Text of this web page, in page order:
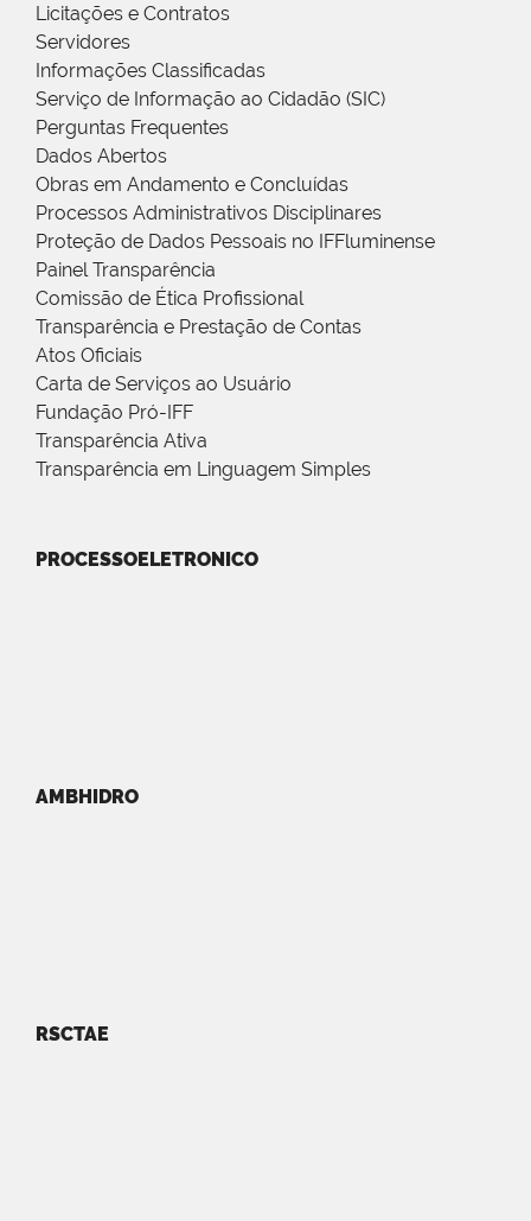
Licitações e Contratos
Servidores
Informações Classificadas
Serviço de Informação ao Cidadão (SIC)
Perguntas Frequentes
Dados Abertos
Obras em Andamento e Concluídas
Processos Administrativos Disciplinares
Proteção de Dados Pessoais no IFFluminense
Painel Transparência
Comissão de Ética Profissional
Transparência e Prestação de Contas
Atos Oficiais
Carta de Serviços ao Usuário
Fundação Pró-IFF
Transparência Ativa
Transparência em Linguagem Simples
PROCESSOELETRONICO
AMBHIDRO
RSCTAE